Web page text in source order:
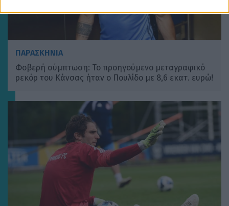
ΠΑΡΑΣΚΗΝΙΑ
Φοβερή σύμπτωση: Το προηγούμενο μεταγραφικό
ρεκόρ του Κάνσας ήταν ο Πουλίδο με 8,6 εκατ. ευρώ!